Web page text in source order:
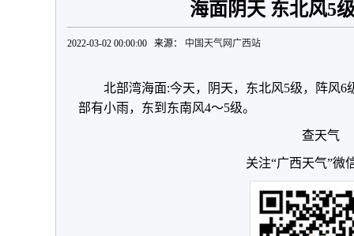
海面阴天 东北风5
2022-03-02 00:00:00 来源： 中国天气网广西站
北部湾海面:今天，阴天，东北风5级，阵风6
部有小雨，东到东南风4～5级。
查天气
关注“广西天气”微